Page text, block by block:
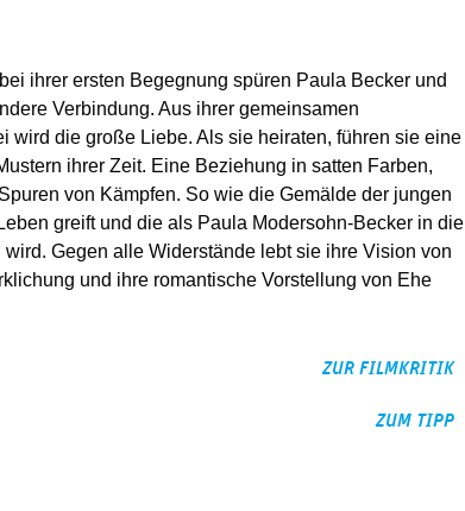
ihrer ersten Begegnung spüren Paula Becker und
Verbindung. Aus ihrer gemeinsamen
wird die große Liebe. Als sie heiraten, führen sie eine
ihrer Zeit. Eine Beziehung in satten Farben,
von Kämpfen. So wie die Gemälde der jungen
greift und die als Paula Modersohn-Becker in die
Gegen alle Widerstände lebt sie ihre Vision von
und ihre romantische Vorstellung von Ehe
ZUR FILMKRITIK
ZUM TIPP